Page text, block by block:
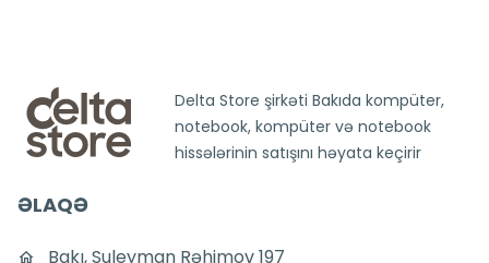
Delta Store şirkəti Bakıda kompüter,
notebook, kompüter və notebook
hissələrinin satışını həyata keçirir
ƏLAQƏ
Bakı, Suleyman Rəhimov 197